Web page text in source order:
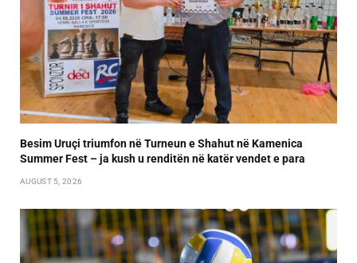
Besim Uruçi triumfon në Turneun e Shahut në Kamenica
Summer Fest – ja kush u renditën në katër vendet e para
AUGUST 5, 2026